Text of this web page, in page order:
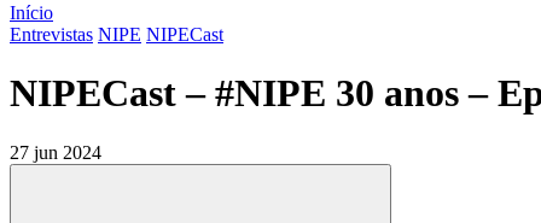
Início
Entrevistas NIPE NIPECast
NIPECast – #NIPE 30 anos –
27 jun 2024